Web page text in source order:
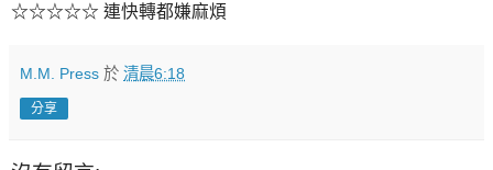
☆☆☆☆☆ 連快轉都嫌麻煩
M.M. Press 於 清晨6:18
分享